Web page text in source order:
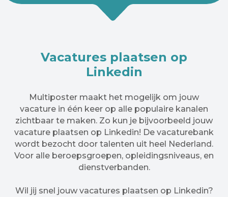
Vacatures plaatsen op
Linkedin
Multiposter maakt het mogelijk om jouw
vacature in één keer op alle populaire kanalen
zichtbaar te maken. Zo kun je bijvoorbeeld jouw
vacature plaatsen op Linkedin! De vacaturebank
wordt bezocht door talenten uit heel Nederland.
Voor alle beroepsgroepen, opleidingsniveaus, en
dienstverbanden.
Wil jij snel jouw vacatures plaatsen op Linkedin?